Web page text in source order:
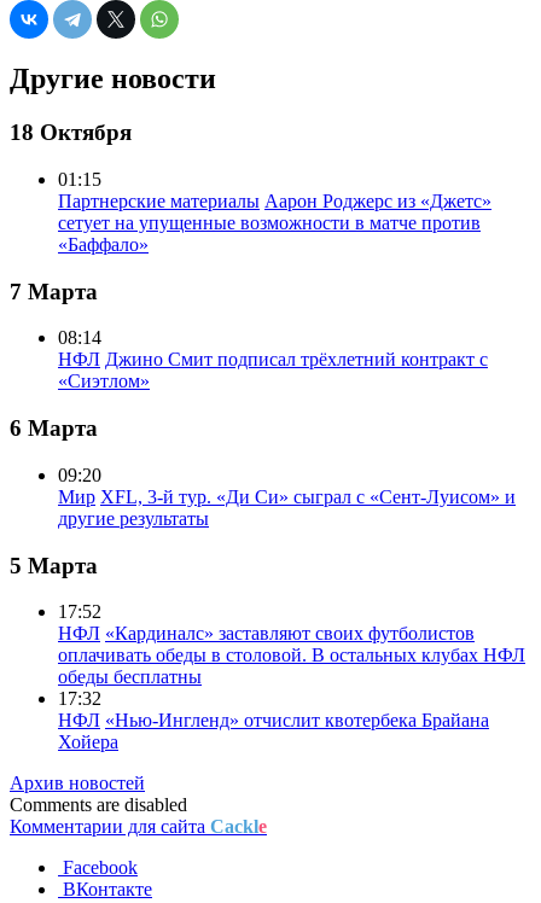
Другие новости
18 Октября
01:15
Партнерские материалы Аарон Роджерс из «Джетс»
сетует на упущенные возможности в матче против
«Баффало»
7 Марта
08:14
НФЛ Джино Смит подписал трёхлетний контракт с
«Сиэтлом»
6 Марта
09:20
Мир XFL, 3-й тур. «Ди Си» сыграл с «Сент-Луисом» и
другие результаты
5 Марта
17:52
НФЛ «Кардиналс» заставляют своих футболистов
оплачивать обеды в столовой. В остальных клубах НФЛ
обеды бесплатны
17:32
НФЛ «Нью-Ингленд» отчислит квотербека Брайана
Хойера
Архив новостей
Comments are disabled
Комментарии для сайта Cackle
Facebook
ВКонтакте